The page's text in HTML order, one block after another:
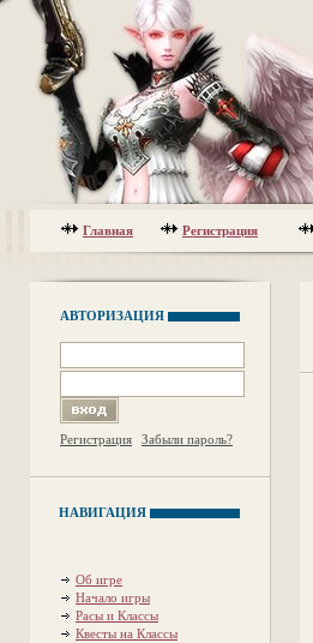
Главная Регистрация
АВТОРИЗАЦИЯ
Регистрация Забыли пароль?
НАВИГАЦИЯ
Об игре
Начало игры
Расы и Классы
Квесты на Классы